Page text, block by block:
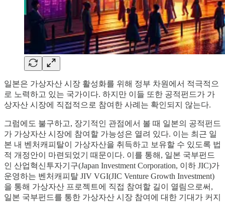
일본은 가상자산 시장 활성화를 위해 정부 차원에서 적극적으
로 노력하고 있는 국가이다. 하지만 이들 또한 공적펀드가 가
상자산 시장에 직접적으로 참여한 사례는 확인되지 않는다.
그럼에도 불구하고, 장기적인 관점에서 볼 때 일본의 공적펀드
가 가상자산 시장에 참여할 가능성은 열려 있다. 이는 최근 일
본 내 벤처캐피탈이 가상자산을 취득하고 보유할 수 있도록 법
적 개정안이 마련되었기 때문이다. 이를 통해, 일본 국부펀드
인 산업혁신투자기구(Japan Investment Corporation, 이하 JIC)가
운영하는 벤처캐피탈 JIV VGI(JIC Venture Growth Investment)
을 통해 가상자산 프로젝트에 직접 참여할 길이 열림으로써,
일본 국부펀드를 통한 가상자산 시장 참여에 대한 기대가 커지